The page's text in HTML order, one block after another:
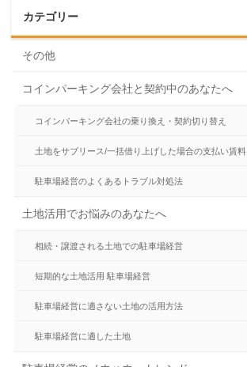
カテゴリー
その他
コインパーキング会社と契約中のあなたへ
コインパーキング会社の乗り換え・契約切り替え
土地をサブリース/一括借り上げした場合の支払い賃料
駐車場経営のよくあるトラブル対処法
土地活用でお悩みのあなたへ
相続・譲渡される土地での駐車場経営
短期的な土地活用 駐車場経営
駐車場経営に適さない土地の活用方法
駐車場経営に適した土地